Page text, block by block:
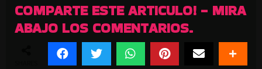
COMPARTE ESTE ARTICULO! - MIRA
ABAJO LOS COMENTARIOS.